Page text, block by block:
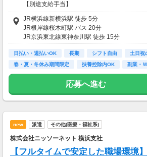
【別途支給手当】
■残業手当
■深夜手当
【その他】
■日払いOK
■日給保証あり
(1)未経験×入社3年目の場合
＝月収287,500円
・日給11,000円×月22日
＝月収242,000円
JR横浜線新横浜駅 徒歩 5分
JR根岸線桜木町駅 バス 20分
JR京浜東北線東神奈川駅 徒歩 15分
日払い・週払いOK 長期 シフト自由
土日祝
春・夏・冬休み期間限定
扶養控除内OK
副業・
週1日からOK
週2日からOK
応募へ進む
new 派遣 その他(医療・福祉系)
株式会社ニッソーネット 横浜支社
【フルタイムで安定した職場環境